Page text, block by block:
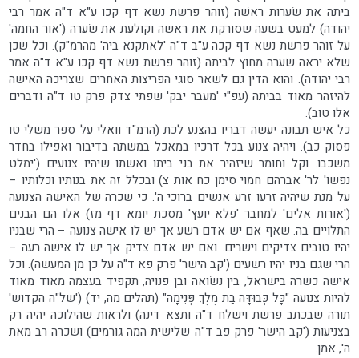
ביתה את שׂערות ראשׁה (זוהר פרשת נשא דף קכו ע"א ד"ה אמר רבי
יהודה) למעט בשעה שסורקת את ראשה וקולעת את שׂערה ('אור החמה'
על זוהר פרשת נשא דף קכה ע"ב ד"ה 'לאתקנא ביה' מהרמ"ק). וכל שכן
שלא יראה שׂערה מחוץ לביתה (זוהר פרשת נשא דף קכו ע"א ד"ה אמר
רבי יהודה). והוא הדין גם לשאר סוגי הפריצוּת האחרים שצריכה האישה
להיזהר מאוד בביתה (עפ"י 'מעבר יבק' שפתי צדק פרק טו ד"ה ודברים
אלו טוב).
כל איש תבונה יעשה דבריו בהצנע לכת (הרמ"ד וואלי על ספר משלי טו
פסוק כב). ויהיה צנוע בכל דרכיו במאכל במשתה בדיבור ואפילו בחדר
משכבו. וקל וחומר שיזהיר את בני ביתו ואשתו שיהיו צנועים ('ימלט
נפשו' לר' אברהם חמוי סימן כח אות צ) ובכלל זה את בנותיו וכלותיו –
על מנת שיהיה זרעו זרע אנשים ברוכי ה'. כי שכרה של האישה הצנועה
('אורות אלים' למחבר 'פלא יועץ' מסכת יומא דף מז) אלו הם הבנים
התלויים בה. שאף אם יש אדם רשע אך יש לו אישה צנועה – הרי שבניו
יהיו טובים צדיקים וישרים. ואם יש אדם צדיק אך יש לו אישה רעה –
הרי שגם בניו יהיו רשעים ('קב הישר' פרק פא ד"ה על כן מן המעשה). וכל
אישה כשרה בישראל, בין נשׂואה ובן פנויה, תקפיד בעצמה מאוד מאוד
להיות צנועה "כָּל כְּבוּדָּה בַת מֶלֶךְ פְּנִימָה" (תהלים מה, יד) ('של"ה הקדוש'
תורה שבכתב פרשת וישלח ד"ה ותצא דינה) ולראות שהילוכה יהיה רק
בצניעות ('קב הישר' פרק פב ד"ה שלישית המה גורמים) ושכרה רב מאת
ה', אמן.